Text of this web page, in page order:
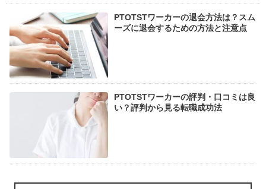
PTOTSTワーカーの退会方法は？スム
ーズに退会するための方法と注意点
PTOTSTワーカーの評判・口コミは良
い？評判から見る転職成功法